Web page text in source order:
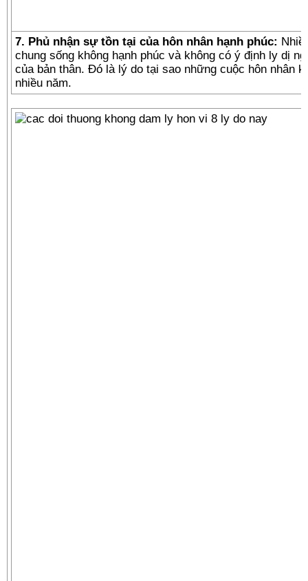
7. Phủ nhận sự tồn tại của hôn nhân hạnh phúc:
chung sống không hạnh phúc và không có ý định ly dị
của bản thân. Đó là lý do tại sao những cuộc hôn nhân
nhiều năm.